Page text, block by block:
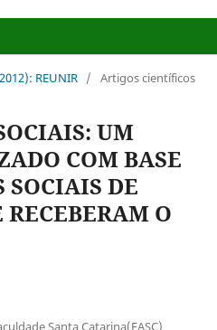
REUNIR / Artigos científicos
UM
COM BASE
SOCIAIS DE
RECEBERAM O
Santa Catarina(FASC)